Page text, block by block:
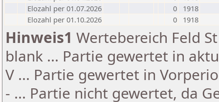
Elozahl per 01.07.2026
0
1918
Elozahl per 01.10.2026
0 1918
Hinweis1 Wertebereich Feld
blank ... Partie gewertet in
V ... Partie gewertet in
- ... Partie nicht gewertet, da